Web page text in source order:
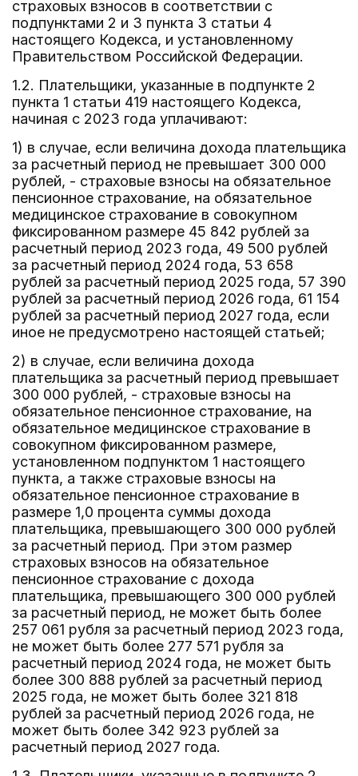
страховых взносов в соответствии с
подпунктами 2 и 3 пункта 3 статьи 4
настоящего Кодекса, и установленному
Правительством Российской Федерации.
1.2. Плательщики, указанные в подпункте 2
пункта 1 статьи 419 настоящего Кодекса,
начиная с 2023 года уплачивают:
1) в случае, если величина дохода плательщика
за расчетный период не превышает 300 000
рублей, - страховые взносы на обязательное
пенсионное страхование, на обязательное
медицинское страхование в совокупном
фиксированном размере 45 842 рублей за
расчетный период 2023 года, 49 500 рублей
за расчетный период 2024 года, 53 658
рублей за расчетный период 2025 года, 57 390
рублей за расчетный период 2026 года, 61 154
рублей за расчетный период 2027 года, если
иное не предусмотрено настоящей статьей;
2) в случае, если величина дохода
плательщика за расчетный период превышает
300 000 рублей, - страховые взносы на
обязательное пенсионное страхование, на
обязательное медицинское страхование в
совокупном фиксированном размере,
установленном подпунктом 1 настоящего
пункта, а также страховые взносы на
обязательное пенсионное страхование в
размере 1,0 процента суммы дохода
плательщика, превышающего 300 000 рублей
за расчетный период. При этом размер
страховых взносов на обязательное
пенсионное страхование с дохода
плательщика, превышающего 300 000 рублей
за расчетный период, не может быть более
257 061 рубля за расчетный период 2023 года,
не может быть более 277 571 рубля за
расчетный период 2024 года, не может быть
более 300 888 рублей за расчетный период
2025 года, не может быть более 321 818
рублей за расчетный период 2026 года, не
может быть более 342 923 рублей за
расчетный период 2027 года.